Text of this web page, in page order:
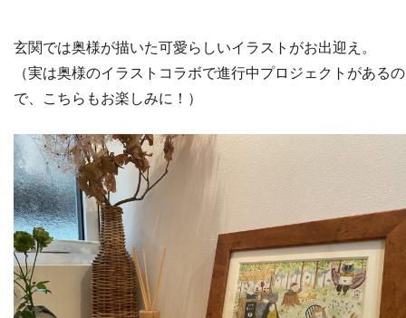
玄関では奥様が描いた可愛らしいイラストがお出迎え。
（実は奥様のイラストコラボで進行中プロジェクトがあるの
で、こちらもお楽しみに！）